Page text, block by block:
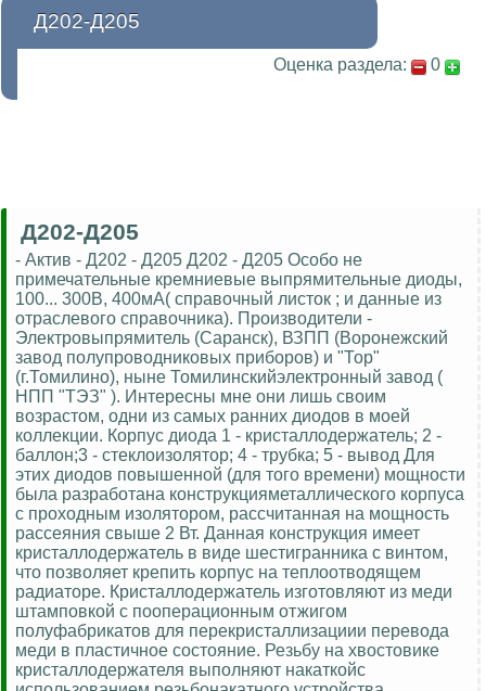
Д202-Д205
Оценка раздела: 0
Д202-Д205
- Актив - Д202 - Д205 Д202 - Д205 Особо не
примечательные кремниевые выпрямительные диоды,
100... 300В, 400мА( справочный листок ; и данные из
отраслевого справочника). Производители -
Электровыпрямитель (Саранск), ВЗПП (Воронежский
завод полупроводниковых приборов) и "Тор"
(г.Томилино), ныне Томилинскийэлектронный завод (
НПП "ТЭЗ" ). Интересны мне они лишь своим
возрастом, одни из самых ранних диодов в моей
коллекции. Корпус диода 1 - кристаллодержатель; 2 -
баллон;3 - стеклоизолятор; 4 - трубка; 5 - вывод Для
этих диодов повышенной (для того времени) мощности
была разработана конструкцияметаллического корпуса
с проходным изолятором, рассчитанная на мощность
рассеяния свыше 2 Вт. Данная конструкция имеет
кристаллодержатель в виде шестигранника с винтом,
что позволяет крепить корпус на теплоотводящем
радиаторе. Кристаллодержатель изготовляют из меди
штамповкой с пооперационным отжигом
полуфабрикатов для перекристаллизациии перевода
меди в пластичное состояние. Резьбу на хвостовике
кристаллодержателя выполняют накаткойс